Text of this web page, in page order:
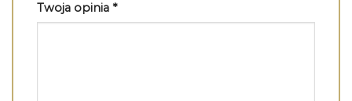
Twoja opinia *